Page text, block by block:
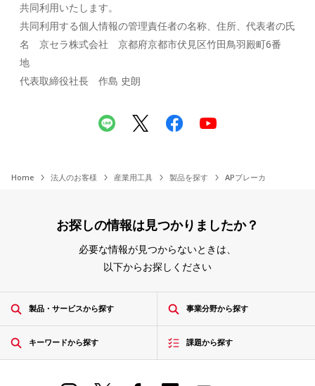
共同利用いたします。
共同利用する個人情報の管理責任者の名称、住所、代表者の氏
名 京セラ株式会社 京都府京都市伏見区竹田鳥羽殿町6番
地
代表取締役社長 作島 史朗
Home 法人のお客様 産業用工具 製品を探す APブレーカ
お探しの情報は見つかりましたか？
必要な情報が見つからないときは、
以下からお探しください
製品・サービスから探す 事業分野から探す
キーワードから探す 課題から探す